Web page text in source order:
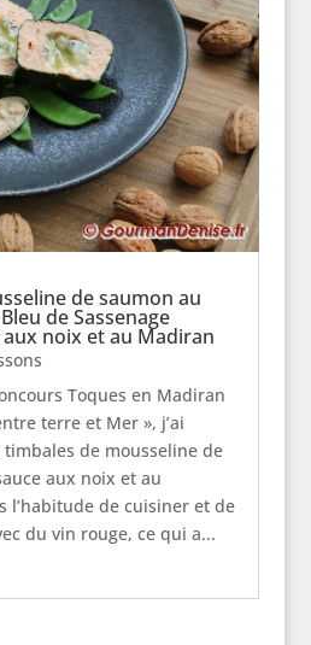
de saumon au
de Sassenage
noix et au Madiran
Toques en Madiran
terre et Mer », j’ai
de mousseline de
aux noix et au
l’habitude de cuisiner et de
du vin rouge, ce qui a...